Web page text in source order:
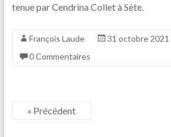
tenue par Cendrina Collet à Sète.
François Laude 31 octobre 2021
0 Commentaires
« Précédent